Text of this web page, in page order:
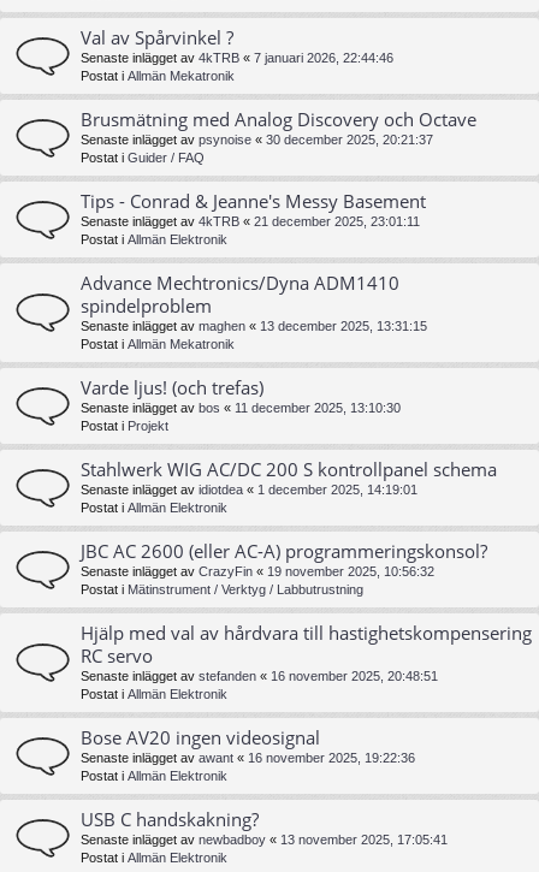
Val av Spårvinkel ?
Senaste inlägget av 4kTRB « 7 januari 2026, 22:44:46
Postat i Allmän Mekatronik
Brusmätning med Analog Discovery och Octave
Senaste inlägget av psynoise « 30 december 2025, 20:21:37
Postat i Guider / FAQ
Tips - Conrad & Jeanne's Messy Basement
Senaste inlägget av 4kTRB « 21 december 2025, 23:01:11
Postat i Allmän Elektronik
Advance Mechtronics/Dyna ADM1410
spindelproblem
Senaste inlägget av maghen « 13 december 2025, 13:31:15
Postat i Allmän Mekatronik
Varde ljus! (och trefas)
Senaste inlägget av bos « 11 december 2025, 13:10:30
Postat i Projekt
Stahlwerk WIG AC/DC 200 S kontrollpanel schema
Senaste inlägget av idiotdea « 1 december 2025, 14:19:01
Postat i Allmän Elektronik
JBC AC 2600 (eller AC-A) programmeringskonsol?
Senaste inlägget av CrazyFin « 19 november 2025, 10:56:32
Postat i Mätinstrument / Verktyg / Labbutrustning
Hjälp med val av hårdvara till hastighetskompensering
RC servo
Senaste inlägget av stefanden « 16 november 2025, 20:48:51
Postat i Allmän Elektronik
Bose AV20 ingen videosignal
Senaste inlägget av awant « 16 november 2025, 19:22:36
Postat i Allmän Elektronik
USB C handskakning?
Senaste inlägget av newbadboy « 13 november 2025, 17:05:41
Postat i Allmän Elektronik